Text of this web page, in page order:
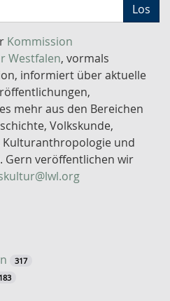
Los
Kommission
Westfalen, vormals
informiert über aktuelle
mehr aus den Bereichen
Volkskunde,
Kulturanthropologie und
Gern veröffentlichen wir
317
183